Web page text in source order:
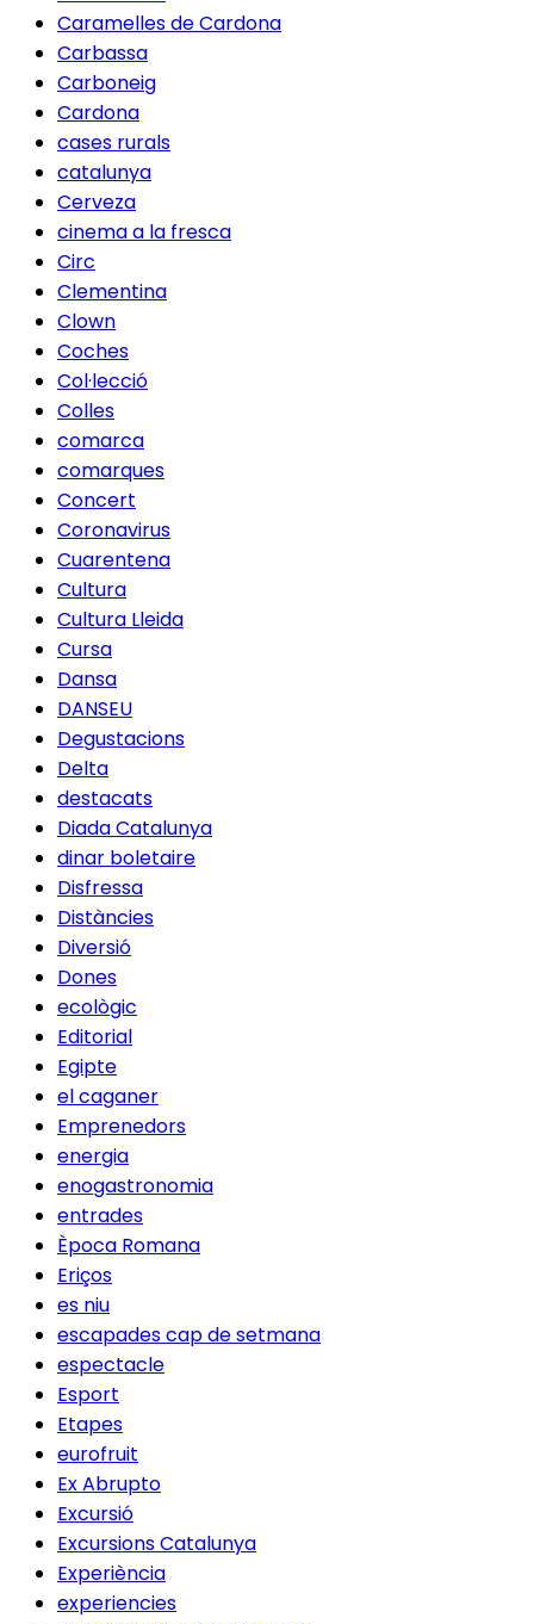
Caramelles de Cardona
Carbassa
Carboneig
Cardona
cases rurals
catalunya
Cerveza
cinema a la fresca
Circ
Clementina
Clown
Coches
Col·lecció
Colles
comarca
comarques
Concert
Coronavirus
Cuarentena
Cultura
Cultura Lleida
Cursa
Dansa
DANSEU
Degustacions
Delta
destacats
Diada Catalunya
dinar boletaire
Disfressa
Distàncies
Diversió
Dones
ecològic
Editorial
Egipte
el caganer
Emprenedors
energia
enogastronomia
entrades
Època Romana
Eriços
es niu
escapades cap de setmana
espectacle
Esport
Etapes
eurofruit
Ex Abrupto
Excursió
Excursions Catalunya
Experiència
experiencies